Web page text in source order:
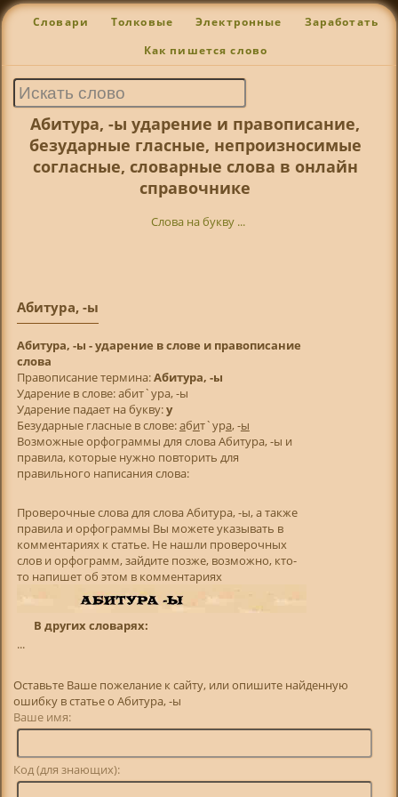
Словари Толковые Электронные Заработать
Как пишется слово
Абитура, -ы ударение и правописание,
безударные гласные, непроизносимые
согласные, словарные слова в онлайн
справочнике
Слова на букву ...
Абитура, -ы
Абитура, -ы - ударение в слове и правописание
слова
Правописание термина:Абитура, -ы
Ударение в слове: абит`ура, -ы
Ударение падает на букву:у
Безударные гласные в слове:абит`ура, -ы
Возможные орфограммы для слова Абитура, -ы и
правила, которые нужно повторить для
правильного написания слова:
Проверочные слова для слова Абитура, -ы, а также
правила и орфограммы Вы можете указывать в
комментариях к статье. Не нашли проверочных
слов и орфограмм, зайдите позже, возможно, кто-
то напишет об этом в комментариях
В других словарях:
...
Оставьте Ваше пожелание к сайту, или опишите найденную
ошибку в статье о Абитура, -ы
Ваше имя:
Код (для знающих):